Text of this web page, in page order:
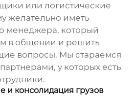
или логистические
желательно иметь
менеджера, который
в общении и решить
вопросы. Мы стараемся
у которых есть
и консолидация грузов